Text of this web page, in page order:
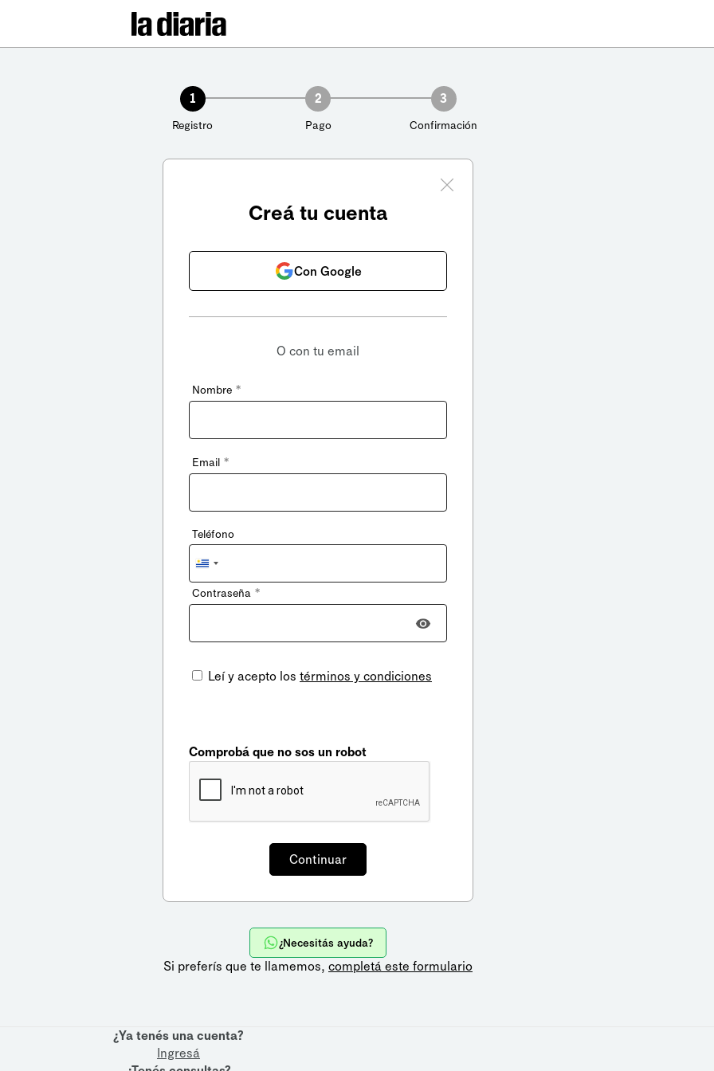
1
Registro
2
Pago
3
Confirmación
Creá tu cuenta
Con Google
O con tu email
Nombre *
Email *
Teléfono
Uruguay
+598
Contraseña *
Leí y acepto los términos y condiciones
Comprobá que no sos un robot
¿Necesitás ayuda?
Si preferís que te llamemos, completá este formulario
¿Ya tenés una cuenta?
Ingresá